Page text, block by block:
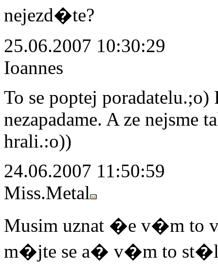
nejezd�te?
25.06.2007 10:30:29
Ioannes
To se poptej
nezapadame. A ze nejsme
hrali.:o))
24.06.2007 11:50:59
Miss.Metal
Musim uznat �e v�m to
m�jte se a� v�m to